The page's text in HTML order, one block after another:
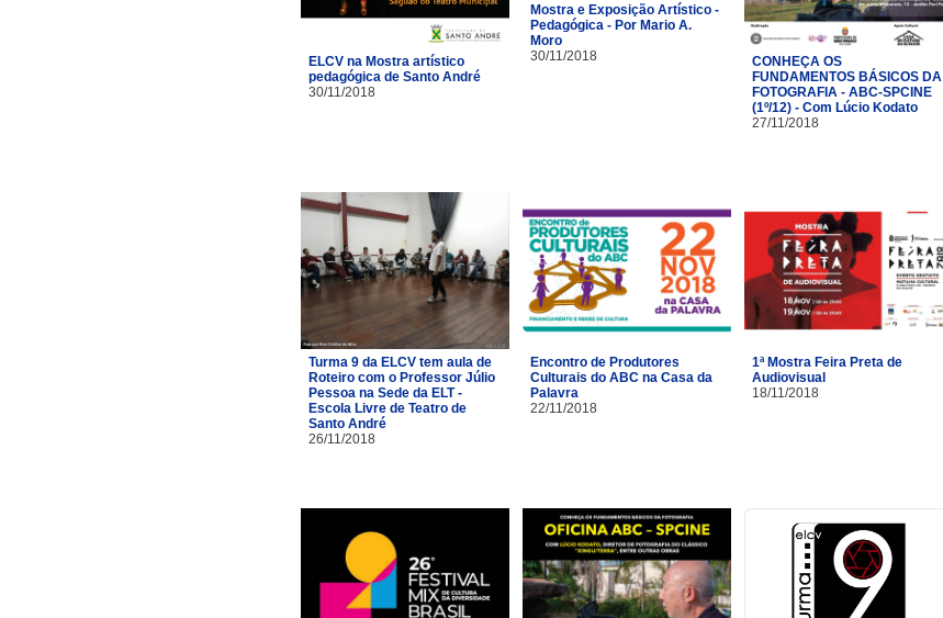
ELCV na Mostra artístico
pedagógica de Santo André
30/11/2018
Mostra e Exposição Artístico -
Pedagógica - Por Mario A.
Moro
30/11/2018
CONHEÇA OS
FUNDAMENTOS BÁSICOS DA
FOTOGRAFIA - ABC-SPCINE
(1º/12) - Com Lúcio Kodato
27/11/2018
Turma 9 da ELCV tem aula de
Roteiro com o Professor Júlio
Pessoa na Sede da ELT -
Escola Livre de Teatro de
Santo André
26/11/2018
Encontro de Produtores
Culturais do ABC na Casa da
Palavra
22/11/2018
1ª Mostra Feira Preta de
Audiovisual
18/11/2018